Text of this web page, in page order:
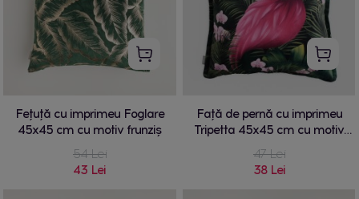
Fețuță cu imprimeu Foglare
45x45 cm cu motiv frunziș
54 Lei
43 Lei
Față de pernă cu imprimeu
Tripetta 45x45 cm cu motiv
animalier
47 Lei
38 Lei